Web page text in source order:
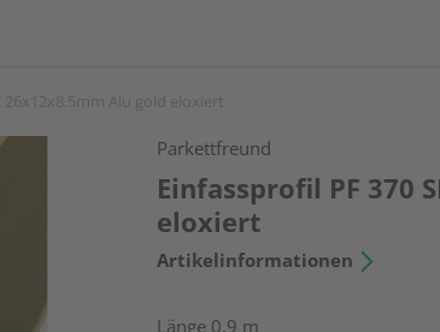
Parkettfreund
Einfassprofil PF 370
eloxiert
Artikelinformationen
Länge 0,9 m